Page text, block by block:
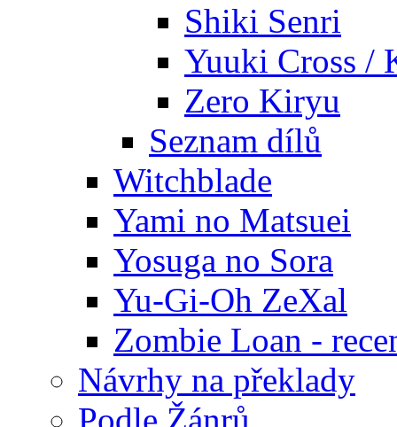
Shiki Senri
Yuuki Cross /
Zero Kiryu
Seznam dílů
Witchblade
Yami no Matsuei
Yosuga no Sora
Yu-Gi-Oh ZeXal
Zombie Loan -
Návrhy na překlady
Podle Žánrů